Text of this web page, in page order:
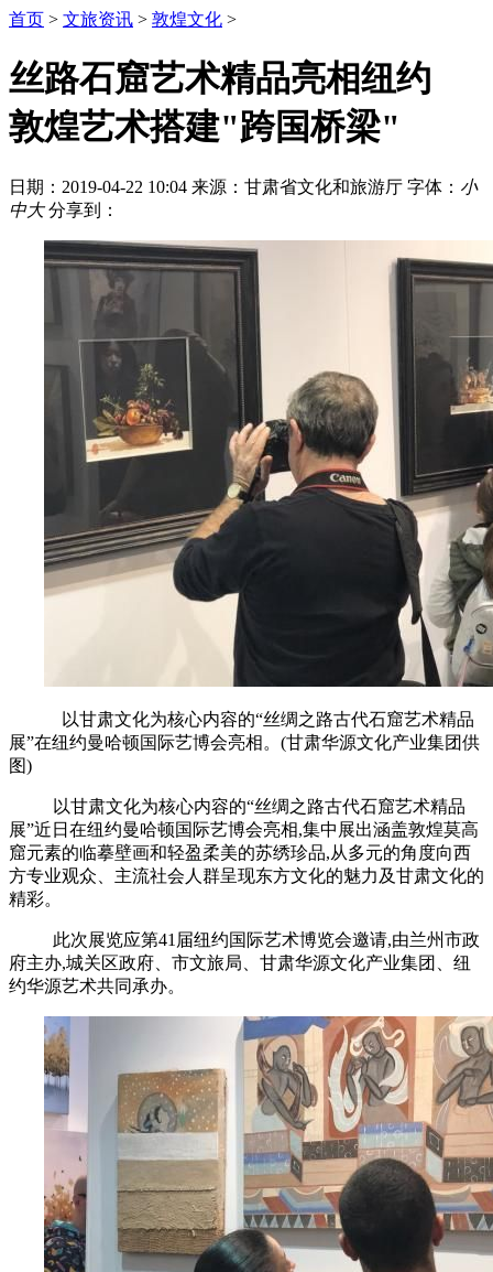
首页 > 文旅资讯 > 敦煌文化 >
丝路石窟艺术精品亮相纽约
敦煌艺术搭建"跨国桥梁"
日期：2019-04-22 10:04 来源：甘肃省文化和旅游厅 字体： 小
中大 分享到：
以甘肃文化为核心内容的“丝绸之路古代石窟艺术精品
展”在纽约曼哈顿国际艺博会亮相。(甘肃华源文化产业集团供
图)
以甘肃文化为核心内容的“丝绸之路古代石窟艺术精品
展”近日在纽约曼哈顿国际艺博会亮相,集中展出涵盖敦煌莫高
窟元素的临摹壁画和轻盈柔美的苏绣珍品,从多元的角度向西
方专业观众、主流社会人群呈现东方文化的魅力及甘肃文化的
精彩。
此次展览应第41届纽约国际艺术博览会邀请,由兰州市政
府主办,城关区政府、市文旅局、甘肃华源文化产业集团、纽
约华源艺术共同承办。